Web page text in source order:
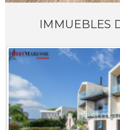
IMMUEBLES